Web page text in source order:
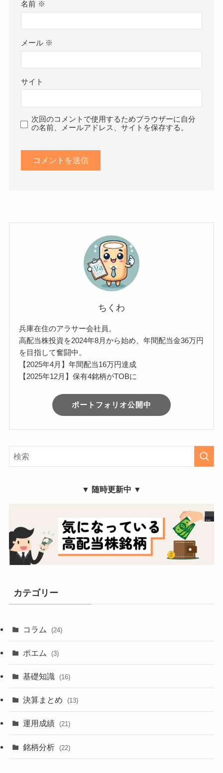
名前 ※
メール ※
サイト
次回のコメントで使用するためブラウザーに自分
の名前、メールアドレス、サイトを保存する。
ちくわ
兵庫在住のアラサー会社員。
高配当株投資を2024年8月から始め、年間配当金36万円
を目指して奮闘中。
【2025年4月】年間配当16万円達成
【2025年12月】保有4銘柄がTOBに
ポートフォリオ公開中
▼ 随時更新中 ▼
カテゴリー
コラム (24)
ポエム (3)
基礎知識 (16)
決算まとめ (13)
運用成績 (21)
銘柄分析 (22)